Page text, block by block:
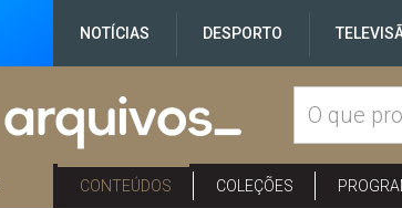
NOTÍCIAS DESPORTO
CONTEÚDOS COLEÇÕES